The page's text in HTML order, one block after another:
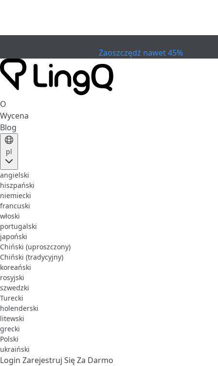
Zaoszczędź nawet 45%
O
Wycena
Blog
pl
angielski
hiszpański
niemiecki
francuski
włoski
portugalski
japoński
Chiński (uproszczony)
Chiński (tradycyjny)
koreański
rosyjski
szwedzki
Turecki
holenderski
litewski
grecki
Polski
ukraiński
Login Zarejestruj Się Za Darmo